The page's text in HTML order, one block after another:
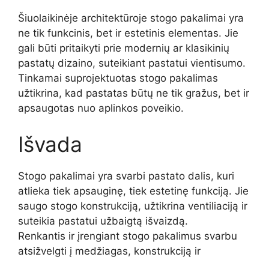
Šiuolaikinėje architektūroje stogo pakalimai yra
ne tik funkcinis, bet ir estetinis elementas. Jie
gali būti pritaikyti prie modernių ar klasikinių
pastatų dizaino, suteikiant pastatui vientisumo.
Tinkamai suprojektuotas stogo pakalimas
užtikrina, kad pastatas būtų ne tik gražus, bet ir
apsaugotas nuo aplinkos poveikio.
Išvada
Stogo pakalimai yra svarbi pastato dalis, kuri
atlieka tiek apsauginę, tiek estetinę funkciją. Jie
saugo stogo konstrukciją, užtikrina ventiliaciją ir
suteikia pastatui užbaigtą išvaizdą.
Renkantis ir įrengiant stogo pakalimus svarbu
atsižvelgti į medžiagas, konstrukciją ir